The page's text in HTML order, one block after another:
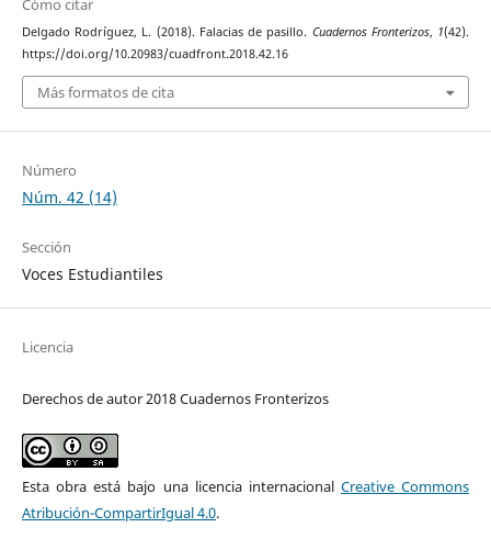
Cómo citar
Delgado Rodríguez, L. (2018). Falacias de pasillo. Cuadernos Fronterizos, 1(42).
https://doi.org/10.20983/cuadfront.2018.42.16
Más formatos de cita
Número
Núm. 42 (14)
Sección
Voces Estudiantiles
Licencia
Derechos de autor 2018 Cuadernos Fronterizos
Esta obra está bajo una licencia internacional Creative Commons
Atribución-CompartirIgual 4.0.